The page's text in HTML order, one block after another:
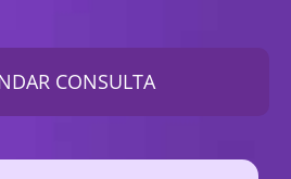
CONSULTA